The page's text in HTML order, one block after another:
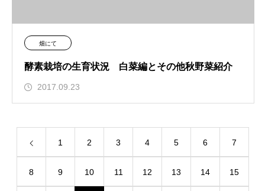
畑にて
酵素栽培の生育状況 白菜編とその他秋野菜紹介
2017.09.23
1 2 3 4 5 6 7
8 9 10 11 12 13 14 15